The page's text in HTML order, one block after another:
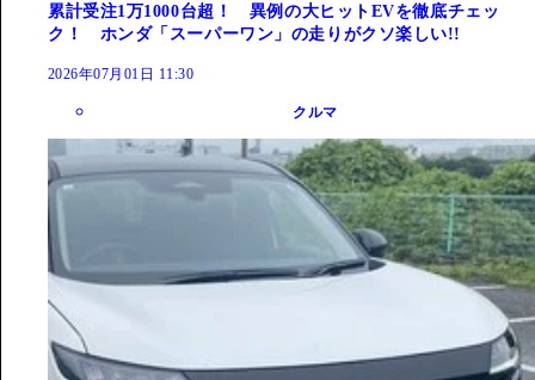
累計受注1万1000台超！ 異例の大ヒットEVを徹底チェッ
ク！ ホンダ「スーパーワン」の走りがクソ楽しい!!
2026年07月01日 11:30
クルマ